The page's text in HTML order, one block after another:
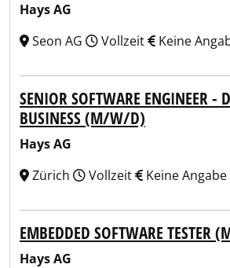
Hays AG
Seon AG
Vollzeit Keine
SENIOR SOFTWARE ENGINEER -
BUSINESS (M/W/D)
Hays AG
Zürich
Vollzeit Keine Angabe
EMBEDDED SOFTWARE TESTER
Hays AG